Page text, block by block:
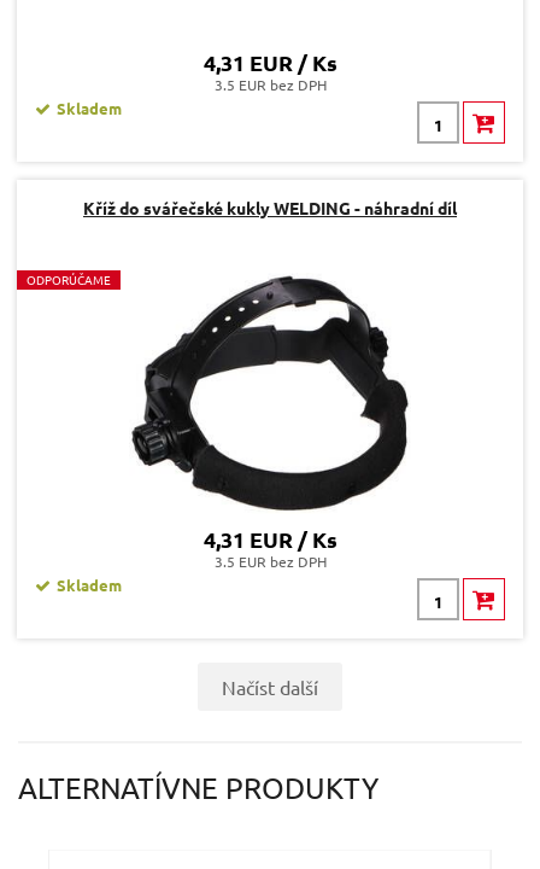
4,31 EUR / Ks
3.5 EUR bez DPH
Skladem
Kříž do svářečské kukly WELDING - náhradní díl
ODPORÚČAME
4,31 EUR / Ks
3.5 EUR bez DPH
Skladem
Načíst další
ALTERNATÍVNE PRODUKTY